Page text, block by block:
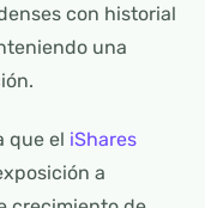
con historial
una
que el iShares
a